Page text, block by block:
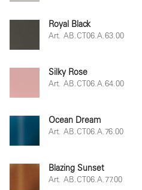
Royal Black
Art. AB.CT06.A.63.00
Silky Rose
Art. AB.CT06.A.64.00
Ocean Dream
Art. AB.CT06.A.76.00
Blazing Sunset
Art. AB.CT06.A.77.00